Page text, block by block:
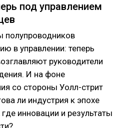
под управлением
полупроводников
в управлении: теперь
руководители
И на фоне
со стороны Уолл-стрит
ли индустрия к эпохе
где инновации и результаты